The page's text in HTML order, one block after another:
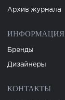
Архив журнала
ИНФОРМАЦИЯ
Бренды
Дизайнеры
КОНТАКТЫ